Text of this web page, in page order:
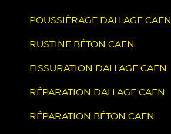
POUSSIÈRAGE DALLAGE CAEN
RUSTINE BÉTON CAEN
FISSURATION DALLAGE CAEN
RÉPARATION DALLAGE CAEN
RÉPARATION BÉTON CAEN